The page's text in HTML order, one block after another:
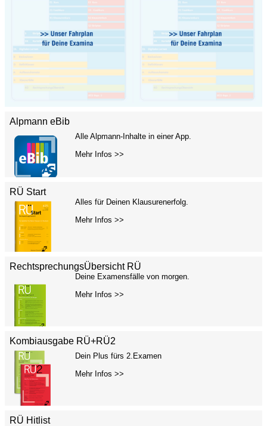
Alpmann eBib
Alle Alpmann-Inhalte in einer App.
Mehr Infos >>
RÜ Start
Alles für Deinen Klausurenerfolg.
Mehr Infos >>
RechtsprechungsÜbersicht RÜ
Deine Examensfälle von morgen.
Mehr Infos >>
Kombiausgabe RÜ+RÜ2
Dein Plus fürs 2.Examen
Mehr Infos >>
RÜ Hitlist